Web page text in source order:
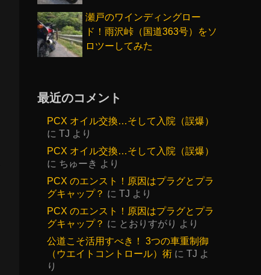
瀬戸のワインディングロー
ド！雨沢峠（国道363号）をソ
ロツーしてみた
最近のコメント
PCX オイル交換…そして入院（誤爆）
に TJ より
PCX オイル交換…そして入院（誤爆）
に ちゅーき より
PCX のエンスト！原因はプラグとプラ
グキャップ？ に TJ より
PCX のエンスト！原因はプラグとプラ
グキャップ？ に とおりすがり より
公道こそ活用すべき！ 3つの車重制御
（ウエイトコントロール）術 に TJ よ
り